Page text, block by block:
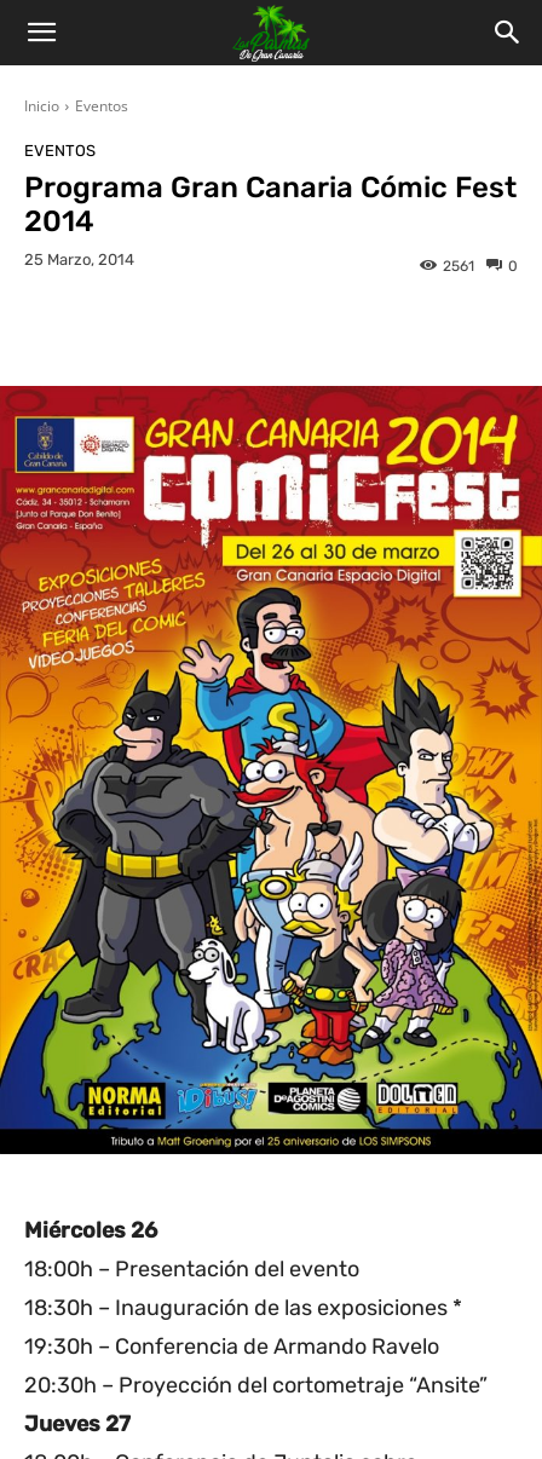
Inicio Eventos
EVENTOS
Programa Gran Canaria Cómic Fest
2014
25 Marzo, 2014 0
2561
Miércoles 26
18:00h – Presentación del evento
18:30h – Inauguración de las exposiciones *
19:30h – Conferencia de Armando Ravelo
20:30h – Proyección del cortometraje “Ansite”
Jueves 27